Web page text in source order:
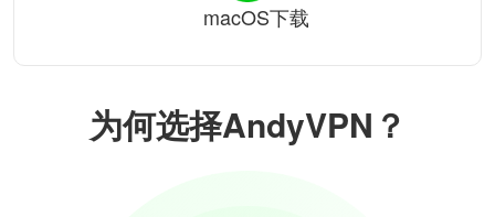
为何选择AndyVPN？
macOS下载